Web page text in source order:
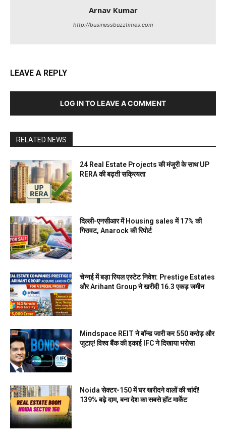
Arnav Kumar
http://businessbuzztimes.com
LEAVE A REPLY
LOG IN TO LEAVE A COMMENT
RELATED NEWS
24 Real Estate Projects की मंजूरी के साथ UP
RERA की बढ़ती सक्रियता
दिल्ली-एनसीआर में Housing sales में 17% की
गिरावट, Anarock की रिपोर्ट
चेन्नई में बड़ा रियल एस्टेट निवेश: Prestige Estates
और Arihant Group ने खरीदी 16.3 एकड़ जमीन
Mindspace REIT ने बॉन्ड जारी कर ₹550 करोड़ और
जुटाए! विश्व बैंक की इकाई IFC ने दिखाया भरोसा
Noida सेक्टर-150 में घर खरीदने वालों की चांदी!
139% बढ़े दाम, बना देश का सबसे हॉट मार्केट